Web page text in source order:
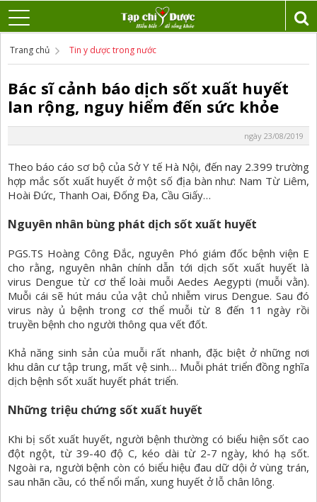
Trang chủ Tin y dược trong nước
Bác sĩ cảnh báo dịch sốt xuất huyết
lan rộng, nguy hiểm đến sức khỏe
ngày 23/08/2019
Theo báo cáo sơ bộ của Sở Y tế Hà Nội, đến nay 2.399 trường
hợp mắc sốt xuất huyết ở một số địa bàn như: Nam Từ Liêm,
Hoài Đức, Thanh Oai, Đống Đa, Cầu Giấy…
Nguyên nhân bùng phát dịch sốt xuất huyết
PGS.TS Hoàng Công Đắc, nguyên Phó giám đốc bệnh viện E
cho rằng, nguyên nhân chính dẫn tới dịch sốt xuất huyết là
virus Dengue từ cơ thể loài muỗi Aedes Aegypti (muỗi vằn).
Muỗi cái sẽ hút máu của vật chủ nhiễm virus Dengue. Sau đó
virus này ủ bệnh trong cơ thể muỗi từ 8 đến 11 ngày rồi
truyền bệnh cho người thông qua vết đốt.
Khả năng sinh sản của muỗi rất nhanh, đặc biệt ở những nơi
khu dân cư tập trung, mất vệ sinh… Muỗi phát triển đồng nghĩa
dịch bệnh sốt xuất huyết phát triển.
Những triệu chứng sốt xuất huyết
Khi bị sốt xuất huyết, người bệnh thường có biểu hiện sốt cao
đột ngột, từ 39-40 độ C, kéo dài từ 2-7 ngày, khó hạ sốt.
Ngoài ra, người bệnh còn có biểu hiệu đau dữ dội ở vùng trán,
sau nhãn cầu, có thể nổi mẩn, xung huyết ở lỗ chân lông.